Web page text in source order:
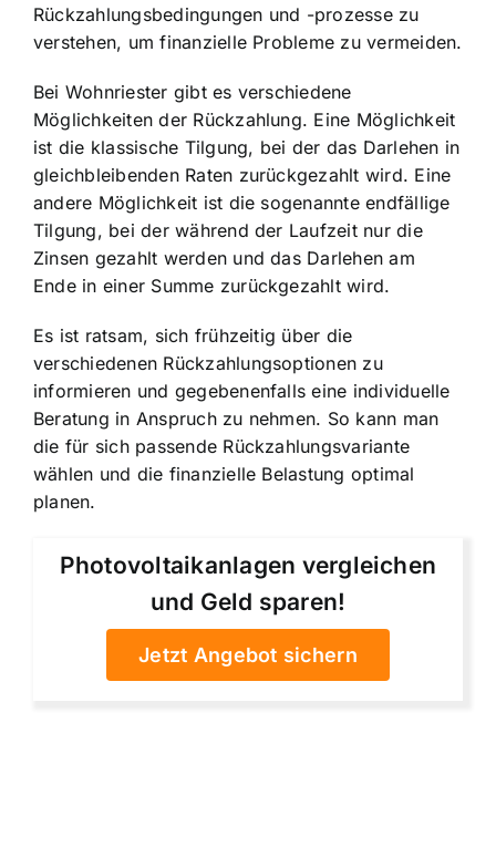
Rückzahlungsbedingungen und -prozesse zu
verstehen, um finanzielle Probleme zu vermeiden.
Bei Wohnriester gibt es verschiedene
Möglichkeiten der Rückzahlung. Eine Möglichkeit
ist die klassische Tilgung, bei der das Darlehen in
gleichbleibenden Raten zurückgezahlt wird. Eine
andere Möglichkeit ist die sogenannte endfällige
Tilgung, bei der während der Laufzeit nur die
Zinsen gezahlt werden und das Darlehen am
Ende in einer Summe zurückgezahlt wird.
Es ist ratsam, sich frühzeitig über die
verschiedenen Rückzahlungsoptionen zu
informieren und gegebenenfalls eine individuelle
Beratung in Anspruch zu nehmen. So kann man
die für sich passende Rückzahlungsvariante
wählen und die finanzielle Belastung optimal
planen.
Photovoltaikanlagen vergleichen
und Geld sparen!
Jetzt Angebot sichern